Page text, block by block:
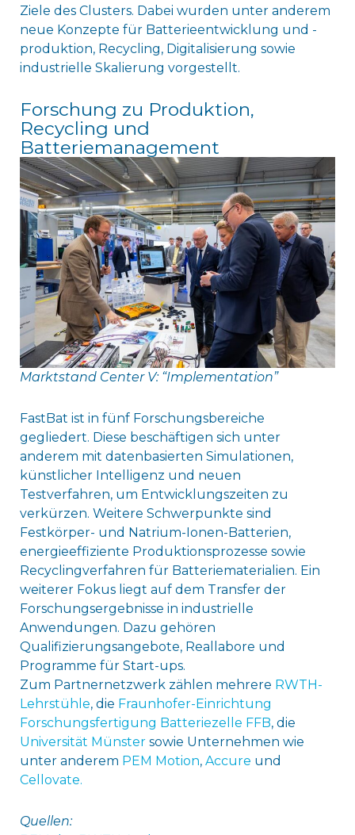
Ziele des Clusters. Dabei wurden unter anderem
neue Konzepte für Batterieentwicklung und -
produktion, Recycling, Digitalisierung sowie
industrielle Skalierung vorgestellt.
Forschung zu Produktion,
Recycling und
Batteriemanagement
Marktstand Center V: “Implementation”
FastBat ist in fünf Forschungsbereiche
gegliedert. Diese beschäftigen sich unter
anderem mit datenbasierten Simulationen,
künstlicher Intelligenz und neuen
Testverfahren, um Entwicklungszeiten zu
verkürzen. Weitere Schwerpunkte sind
Festkörper- und Natrium-Ionen-Batterien,
energieeffiziente Produktionsprozesse sowie
Recyclingverfahren für Batteriematerialien. Ein
weiterer Fokus liegt auf dem Transfer der
Forschungsergebnisse in industrielle
Anwendungen. Dazu gehören
Qualifizierungsangebote, Reallabore und
Programme für Start-ups.
Zum Partnernetzwerk zählen mehrere RWTH-
Lehrstühle, die Fraunhofer-Einrichtung
Forschungsfertigung Batteriezelle FFB, die
Universität Münstersowie Unternehmen wie
unter anderem PEM Motion, Accure und
Cellovate.
Quellen: